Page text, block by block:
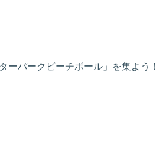
ーパークビーチボール」を集よう！